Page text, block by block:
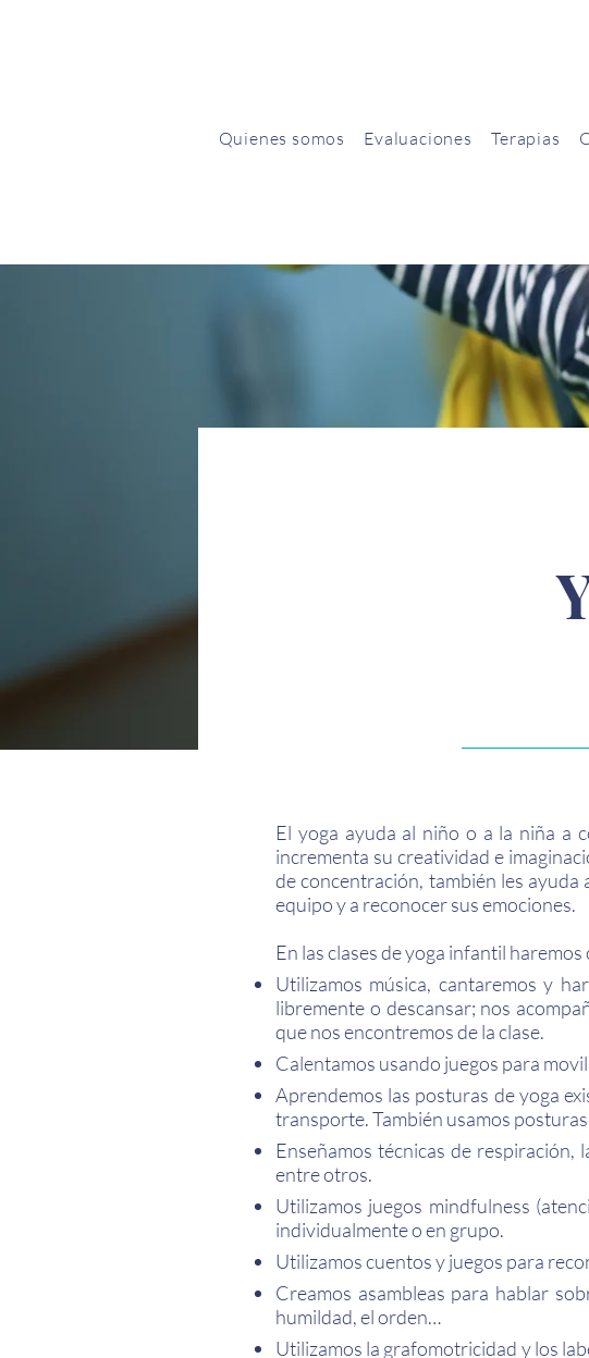
Quienes somos Evaluaciones Terapias
El yoga ayuda al niño o a la niña a
incrementa su creatividad e
de concentración, también les
equipo y a reconocer sus emociones.
En las clases de yoga infantil haremos
Utilizamos música, cantaremos y
libremente o descansar; nos
que nos encontremos de la clase.
Calentamos usando juegos para
Aprendemos las posturas de yoga
transporte. También usamos
Enseñamos técnicas de respiración,
entre otros.
Utilizamos juegos mindfulness
individualmente o en grupo.
Utilizamos cuentos y juegos para
Creamos asambleas para hablar
humildad, el orden…
Utilizamos la grafomotricidad y los